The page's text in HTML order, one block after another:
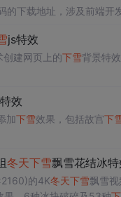
的下载地址，涉及前端开
js特效
建网页上的下雪背景特
特效
加下雪效果，包括故宫下
冬天下雪飘雪花结冰
的4K冬天下雪飘雪